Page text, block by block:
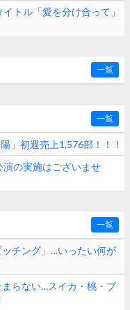
トル「愛を分け合って」
一覧
一覧
」初週売上1,576部！！！
演の実施はございませ
一覧
ッチング」…いったい何が
まらない…スイカ・桃・ブ